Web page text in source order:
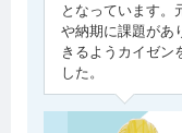
となっています。
や納期に課題があ
きるようカイゼン
した。